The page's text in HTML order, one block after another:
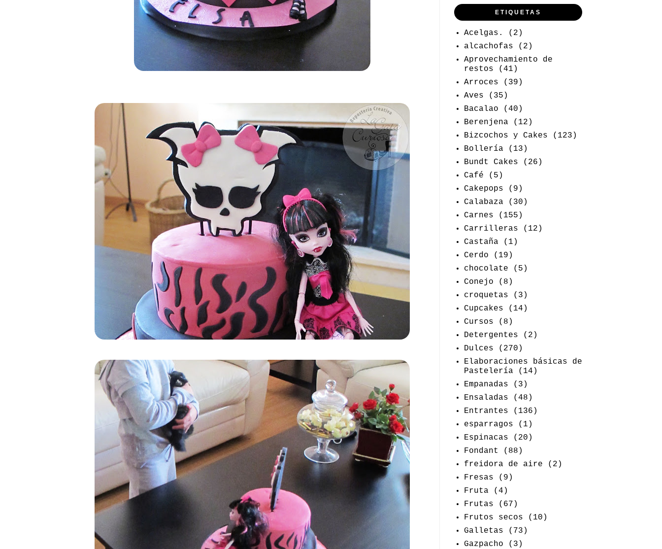
ETIQUETAS
Acelgas.
(2)
alcachofas
(2)
Aprovechamiento de
restos
(41)
Arroces
(39)
Aves
(35)
Bacalao
(40)
Berenjena
(12)
Bizcochos y Cakes
(123)
Bollería
(13)
Bundt Cakes
(26)
Café
(5)
Cakepops
(9)
Calabaza
(30)
Carnes
(155)
Carrilleras
(12)
Castaña
(1)
Cerdo
(19)
chocolate
(5)
Conejo
(8)
croquetas
(3)
Cupcakes
(14)
Cursos
(8)
Detergentes
(2)
Dulces
(270)
Elaboraciones básicas de
Pastelería
(14)
Empanadas
(3)
Ensaladas
(48)
Entrantes
(136)
esparragos
(1)
Espinacas
(20)
Fondant
(88)
freidora de aire
(2)
Fresas
(9)
Fruta
(4)
Frutas
(67)
Frutos secos
(10)
Galletas
(73)
Gazpacho
(3)